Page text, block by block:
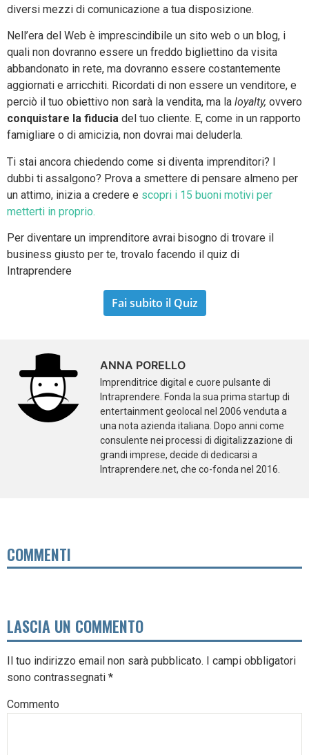
diversi mezzi di comunicazione a tua disposizione.
Nell’era del Web è imprescindibile un sito web o un blog, i
quali non dovranno essere un freddo bigliettino da visita
abbandonato in rete, ma dovranno essere costantemente
aggiornati e arricchiti. Ricordati di non essere un venditore, e
perciò il tuo obiettivo non sarà la vendita, ma la loyalty, ovvero
conquistare la fiducia del tuo cliente. E, come in un rapporto
famigliare o di amicizia, non dovrai mai deluderla.
Ti stai ancora chiedendo come si diventa imprenditori? I
dubbi ti assalgono? Prova a smettere di pensare almeno per
un attimo, inizia a credere e scopri i 15 buoni motivi per
metterti in proprio.
Per diventare un imprenditore avrai bisogno di trovare il
business giusto per te, trovalo facendo il quiz di
Intraprendere
Fai subito il Quiz
ANNA PORELLO
Imprenditrice digital e cuore pulsante di
Intraprendere. Fonda la sua prima startup di
entertainment geolocal nel 2006 venduta a
una nota azienda italiana. Dopo anni come
consulente nei processi di digitalizzazione di
grandi imprese, decide di dedicarsi a
Intraprendere.net, che co-fonda nel 2016.
COMMENTI
LASCIA UN COMMENTO
Il tuo indirizzo email non sarà pubblicato. I campi obbligatori
sono contrassegnati *
Commento